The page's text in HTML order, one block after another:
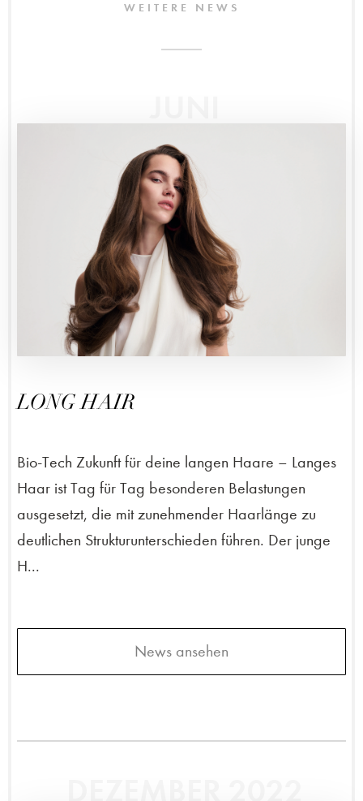
WEITERE NEWS
LONG HAIR
Bio-Tech Zukunft für deine langen Haare – Langes
Haar ist Tag für Tag besonderen Belastungen
ausgesetzt, die mit zunehmender Haarlänge zu
deutlichen Strukturunterschieden führen. Der junge
H...
News ansehen